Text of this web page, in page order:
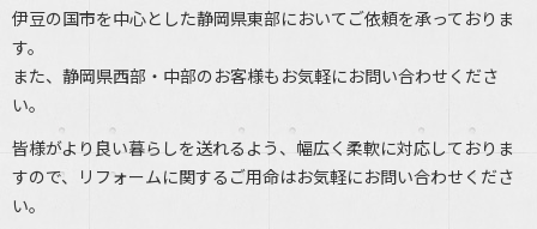
伊豆の国市を中心とした静岡県東部においてご依頼を承っておりま
す。
また、静岡県西部・中部のお客様もお気軽にお問い合わせくださ
い。
皆様がより良い暮らしを送れるよう、幅広く柔軟に対応しておりま
すので、リフォームに関するご用命はお気軽にお問い合わせくださ
い。